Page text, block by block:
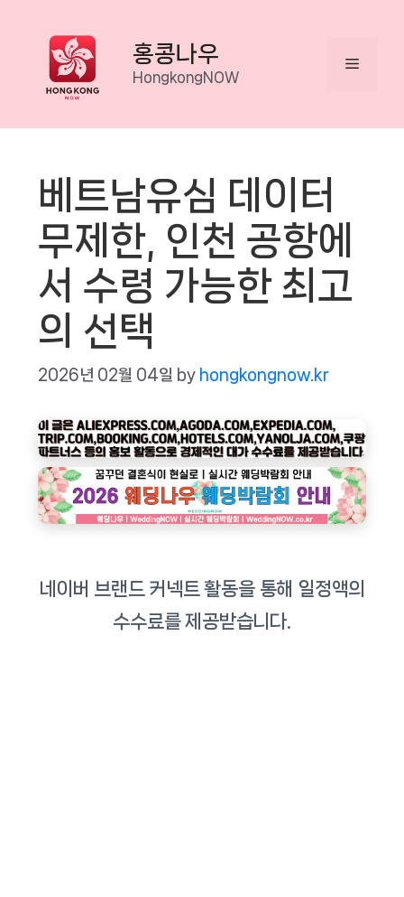
content
홍콩나우
HongkongNOW
Menu
베트남유심 데이터
무제한, 인천 공항에
서 수령 가능한 최고
의 선택
2026년 02월 04일 by hongkongnow.kr